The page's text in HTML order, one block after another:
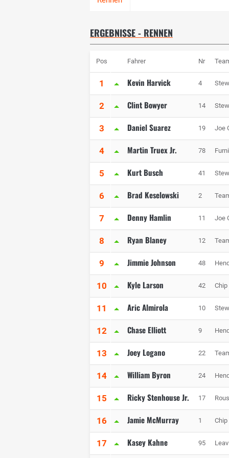
ERGEBNISSE - RENNEN
Pos Fahrer Nr
1 Kevin Harvick 4
2 Clint Bowyer 14
3 Daniel Suarez 19 Joe
4 Martin Truex Jr. 78
5 Kurt Busch 41
6 Brad Keselowski 2
7 Denny Hamlin 11 Joe
8 Ryan Blaney 12
9 Jimmie Johnson 48
10 Kyle Larson 42
11 Aric Almirola 10
12 Chase Elliott 9
13 Joey Logano 22
14 William Byron 24
15 Ricky Stenhouse Jr. 17
16 Jamie McMurray 1
17 Kasey Kahne 95